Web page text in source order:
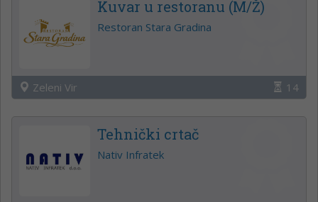
Kuvar u restoranu (M/Ž)
Restoran Stara Gradina
Zeleni Vir 14
Tehnički crtač
Nativ Infratek